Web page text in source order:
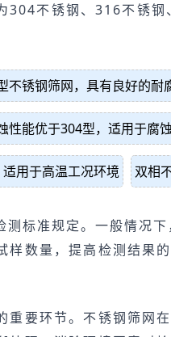
304不锈钢、316不锈
不锈钢筛网，具有良好的耐
性能优于304型，适用于腐
用于高温工况环境 双相
标准规定。一般情况
样数量，提高检测结果
重要环节。不锈钢筛网